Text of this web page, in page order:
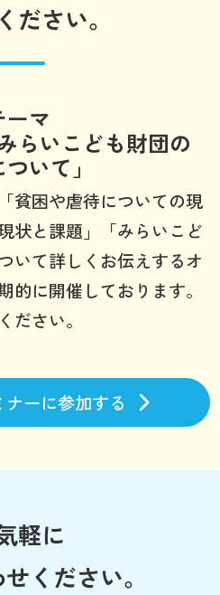
ださい。
ーマ
らいこども財団の
いて」
貧困や虐待についての現
状と課題」「みらいこど
いて詳しくお伝えするオ
的に開催しております。
ださい。
ーに参加する
軽に
ください。